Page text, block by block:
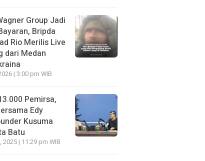
Group Jadi
Bripda
Rio Merilis Live
dari Medan
| 3:00 pm WIB
Pemirsa,
Edy
Kusuma
Batu
2025 | 11:29 pm WIB